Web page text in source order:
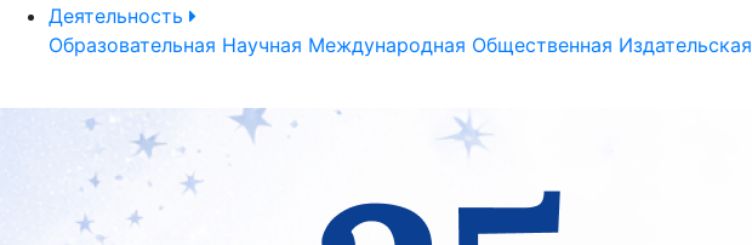
Деятельность
Образовательная Научная Международная Общественная Издательская